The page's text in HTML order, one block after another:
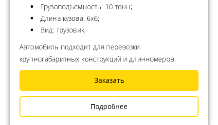
Грузоподъемность: 10 тонн;
Длина кузова: 6х6;
Вид: грузовик;
Автомобиль подходит для перевозки:
крупногабаритных конструкций и длинномеров.
Заказать
Подробнее